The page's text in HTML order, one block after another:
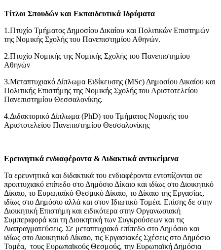
Τίτλοι Σπουδών και Εκπαιδευτικά Ιδρύματα
1.Πτυχίο Τμήματος Δημοσίου Δικαίου και Πολιτικών Επιστημών
της Νομικής Σχολής του Πανεπιστημίου Αθηνών.
2.Πτυχίο Νομικής της Νομικής Σχολής του Πανεπιστημίου
Αθηνών
3.Μεταπτυχιακό Δίπλωμα Ειδίκευσης (MSc) Δημοσίου Δικαίου και
Πολιτικής Επιστήμης της Νομικής Σχολής του Αριστοτελείου
Πανεπιστημίου Θεσσαλονίκης.
4.Διδακτορικό Δίπλωμα (PhD) του Τμήματος Νομικής του
Αριστοτελείου Πανεπιστημίου Θεσσαλονίκης
Ερευνητικά ενδιαφέροντα & Διδακτικά αντικείμενα
Τα ερευνητικά και διδακτικά του ενδιαφέροντα εντοπίζονται σε
προπτυχιακό επίπεδο στο Δημόσιο Δίκαιο και ιδίως στο Διοικητικό
Δίκαιο, το Ευρωπαϊκό Θεσμικό Δίκαιο, το Δίκαιο της Εργασίας,
ιδίως στο Δημόσιο αλλά και στον Ιδιωτικό Τομέα. Επίσης δε στην
Διοικητική Επιστήμη και ειδικότερα στην Οργανωσιακή
Συμπεριφορά και τη Διοικητική των Συγκρούσεων και τις
Διαπραγματεύσεις. Σε μεταπτυχιακό επίπεδο στο Δημόσιο και
ιδίως στο Διοικητικό Δίκαιο, τις Εργασιακές Σχέσεις στο Δημόσιο
Τομέα, τους Ευρωπαϊκούς Θεσμούς, την Ευρωπαϊκή Δημόσια